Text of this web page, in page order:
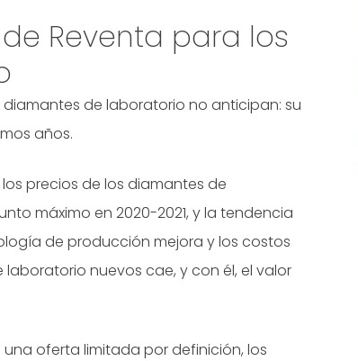
Reventa para los
de laboratorio no anticipan: su
años.
los precios de los diamantes de
máximo en 2020-2021, y la tendencia
de producción mejora y los costos
nuevos cae, y con él, el valor
oferta limitada por definición, los